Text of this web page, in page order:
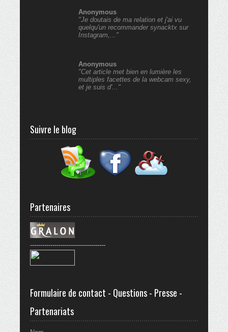
Anonymous
"Je doutais de ma relation et j'ai vu
quelqu'un recommander synacktx sur
Instagram,..."
Anonymous
"Cet article met bien en lumière les
multiples facettes de la webcam sexy,
et je suis d'..."
Suivre le blog
Partenaires
-------------------------------------
Formulaire de contact - Questions - Presse -
Partenariats